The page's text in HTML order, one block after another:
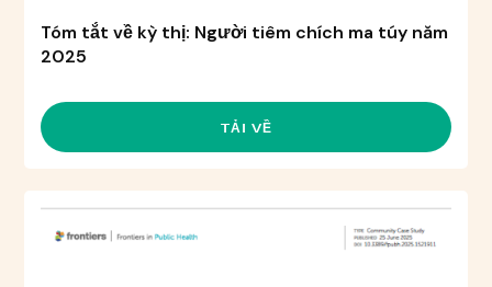
Tóm tắt về kỳ thị: Người tiêm chích ma túy năm
2025
TẢI VỀ